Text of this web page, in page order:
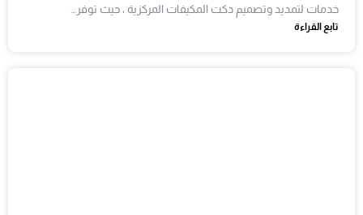
خدمات لتمديد وتصميم دكت المكيفات المركزية ، حيث توفر…
تابع القراءة